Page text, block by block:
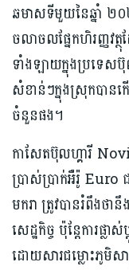
ឆមាសទីមួយនៃឆ្នាំ ២០
ចលាចលផ្នែកហិរញ្ញវត្
ទាំងឡាយក្នុងប្រទេស
សំខាន់ៗក្នុងស្រុកបានក
ចំនួនផង។
កាសែតប៊ុលហ្គារី
ប្រាស់ប្រាក់អឺរ៉ូ Euro ជ
មករា ត្រូវបានរំពឹងថា
សេដ្ឋកិច្ច ប៉ុន្តែការផ្ល
ដោយសារជម្លោះភូមិស